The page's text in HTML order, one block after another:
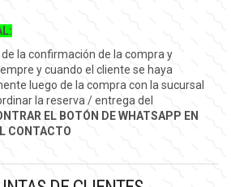
la confirmación de la compra y
y cuando el cliente se haya
luego de la compra con la sucursal
la reserva / entrega del
EL BOTÓN DE WHATSAPP EN
CONTACTO